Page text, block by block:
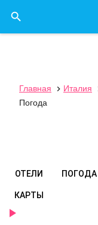

Главная  Италия
Погода
ОТЕЛИ ПОГОДА
КАРТЫ
